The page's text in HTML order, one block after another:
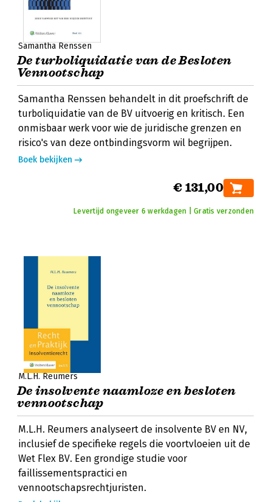
Samantha Renssen
De turboliquidatie van de Besloten
Vennootschap
Samantha Renssen behandelt in dit proefschrift de
turboliquidatie van de BV uitvoerig en kritisch. Een
onmisbaar werk voor wie de juridische grenzen en
risico's van deze ontbindingsvorm wil begrijpen.
Boek bekijken
€ 131,00
Levertijd ongeveer 6 werkdagen | Gratis verzonden
M.L.H. Reumers
De insolvente naamloze en besloten
vennootschap
M.L.H. Reumers analyseert de insolvente BV en NV,
inclusief de specifieke regels die voortvloeien uit de
Wet Flex BV. Een grondige studie voor
faillissementspractici en
vennootschapsrechtjuristen.